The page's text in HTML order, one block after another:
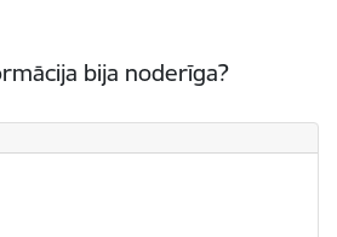
bija noderīga?
noderīga?